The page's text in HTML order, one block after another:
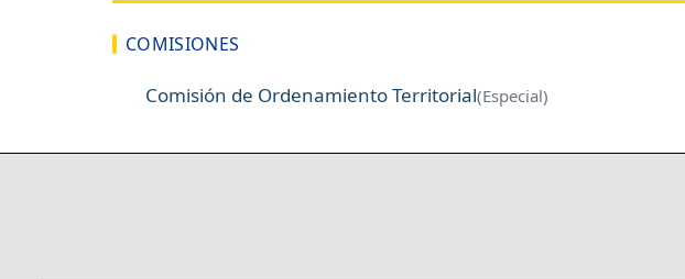
COMISIONES
Comisión de Ordenamiento Territorial(Especial)